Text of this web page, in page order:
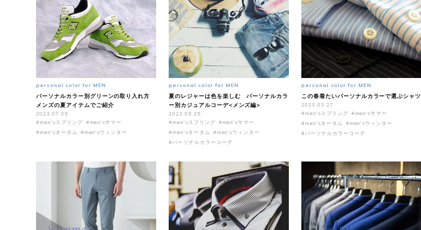
personal color for MEN
パーソナルカラー別グリーンの取り入れ方
メンズの夏アイテムでご紹介
2023.07.05
#men'sスプリング #men'sサマー
#men'sオータム
#men'sウィンター
personal color for MEN
夏のレジャーは色を楽しむ パーソナルカラ
ー別カジュアルコーデ<メンズ編>
2023.05.25
#men'sスプリング #men'sサマー
#men'sオータム
#men'sウィンター
#パーソナルカラーコーデ
personal color for MEN
この春着たいパーソナルカラーで選ぶシャツ
2023.03.27
#men'sスプリング #men'sサマー
#men'sオータム
#men'sウィンター
#パーソナルカラーコーデ